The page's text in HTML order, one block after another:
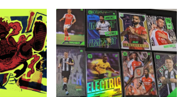
ถึงเมต้าระดับโปร